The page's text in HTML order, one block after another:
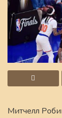
Митчелл